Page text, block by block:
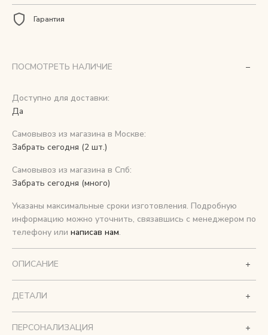
Снимаем с производства
Косметика для ухода
О нас
Контакты
Мы в соцсетях:
+ 7 (812) 748-24-46
Гарантия
ПОСМОТРЕТЬ НАЛИЧИЕ
Доступно для доставки:
Да
Самовывоз из магазина в Москве:
Забрать сегодня (2 шт.)
Самовывоз из магазина в Спб:
Забрать сегодня (много)
Указаны максимальные сроки изготовления. Подробную
информацию можно уточнить, связавшись с менеджером по
телефону или написав нам.
ОПИСАНИЕ
ДЕТАЛИ
ПЕРСОНАЛИЗАЦИЯ